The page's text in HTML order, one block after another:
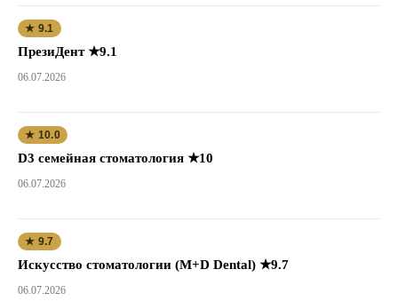
★ 9.1
ПрезиДент ★9.1
06.07.2026
★ 10.0
D3 семейная стоматология ★10
06.07.2026
★ 9.7
Искусство стоматологии (M+D Dental) ★9.7
06.07.2026